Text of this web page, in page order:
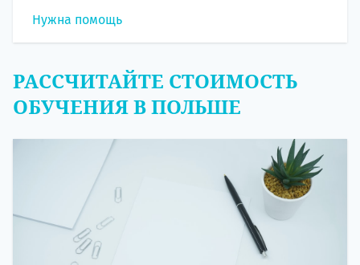
Нужна помощь
РАССЧИТАЙТЕ СТОИМОСТЬ
ОБУЧЕНИЯ В ПОЛЬШЕ